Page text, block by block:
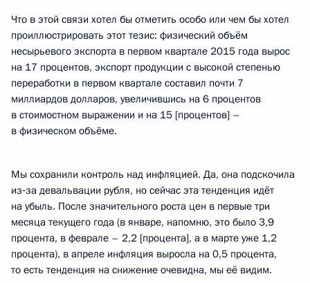
Что в этой связи хотел бы отметить особо или чем бы хотел
проиллюстрировать этот тезис: физический объём
несырьевого экспорта в первом квартале 2015 года вырос
на 17 процентов, экспорт продукции с высокой степенью
переработки в первом квартале составил почти 7
миллиардов долларов, увеличившись на 6 процентов
в стоимостном выражении и на 15 [процентов] –
в физическом объёме.
Мы сохранили контроль над инфляцией. Да, она подскочила
из‑за девальвации рубля, но сейчас эта тенденция идёт
на убыль. После значительного роста цен в первые три
месяца текущего года (в январе, напомню, это было 3,9
процента, в феврале – 2,2 [процента], а в марте уже 1,2
процента), в апреле инфляция выросла на 0,5 процента,
то есть тенденция на снижение очевидна, мы её видим.